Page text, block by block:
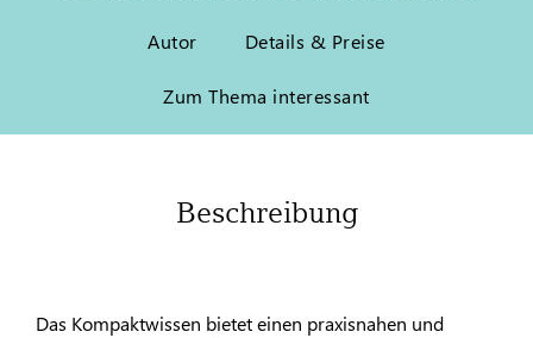
Autor Details & Preise
Zum Thema interessant
Beschreibung
Das Kompaktwissen bietet einen praxisnahen und